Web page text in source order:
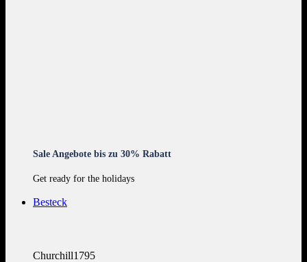
Sale Angebote bis zu 30% Rabatt
Get ready for the holidays
Besteck
Churchill1795